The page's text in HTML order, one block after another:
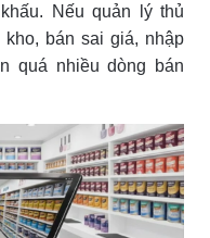
Nếu quản lý thủ
bán sai giá, nhập
quá nhiều dòng bán